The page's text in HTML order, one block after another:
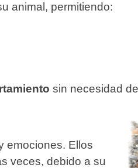
animal, permitiendo:
sin necesidad
emociones. Ellos
veces, debido a su